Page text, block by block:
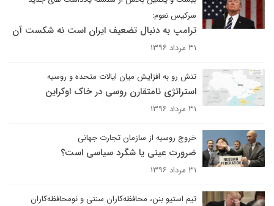
سرکیس نعوم:
ترامپ به دنبال تضعیف ایران است نه شکست آن
۳۱ مرداد ۱۳۹۶
تنش رو به افزایش میان ایالات متحده و روسیه
استراتژی نامتقارن روسی در خاک اوکراین
۳۱ مرداد ۱۳۹۶
خروج روسیه از سازمان تجارت جهانی
ضرورت عینی یا شگرد سیاسی است؟
۳۱ مرداد ۱۳۹۶
تیم استیو بنن، محافظه‌کاران سنتی و نومحافظه‌کاران